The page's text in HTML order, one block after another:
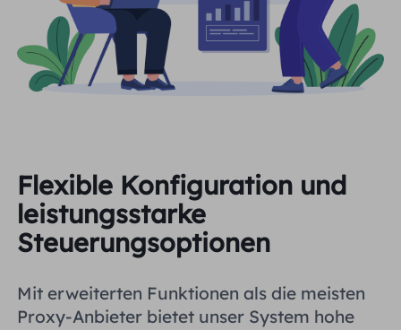
Flexible Konfiguration und
leistungsstarke
Steuerungsoptionen
Mit erweiterten Funktionen als die meisten
Proxy-Anbieter bietet unser System hohe